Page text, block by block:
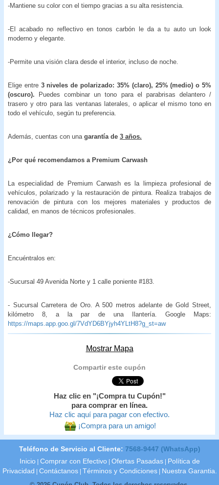
-Mantiene su color con el tiempo gracias a su alta resistencia.
-El acabado no reflectivo en tonos carbón le da a tu auto un look
moderno y elegante.
-Permite una visión clara desde el interior, incluso de noche.
Elige entre 3 niveles de polarizado: 35% (claro), 25% (medio) o 5%
(oscuro). Puedes combinar un tono para el parabrisas delantero /
trasero y otro para las ventanas laterales, o aplicar el mismo tono en
todo el vehículo, según tu preferencia.
Además, cuentas con una garantía de 3 años.
¿Por qué recomendamos a Premium Carwash
La especialidad de Premium Carwash es la limpieza profesional de
vehículos, polarizado y la restauración de pintura. Realiza trabajos de
renovación de pintura con los mejores materiales y productos de
calidad, en manos de técnicos profesionales.
¿Cómo llegar?
Encuéntralos en:
-Sucursal 49 Avenida Norte y 1 calle poniente #183.
- Sucursal Carretera de Oro. A 500 metros adelante de Gold Street,
kilómetro 8, a la par de una Ilantería. Google Maps:
https://maps.app.goo.gl/7VdYD6BYjyh4YLtH8?g_st=aw
Mostrar Mapa
Compartir este cupón
Haz clic en "¡Compra tu Cupón!"
para comprar en línea.
Haz clic aquí para pagar con efectivo.
¡Compra para un amigo!
Teléfono de Servicio al Cliente: 7568-9447 (WhatsApp)
Inicio Comprar con Efectivo Ofertas Pasadas
Política de
Privacidad
Contáctanos Términos y Condiciones
Nuestra Garantia.